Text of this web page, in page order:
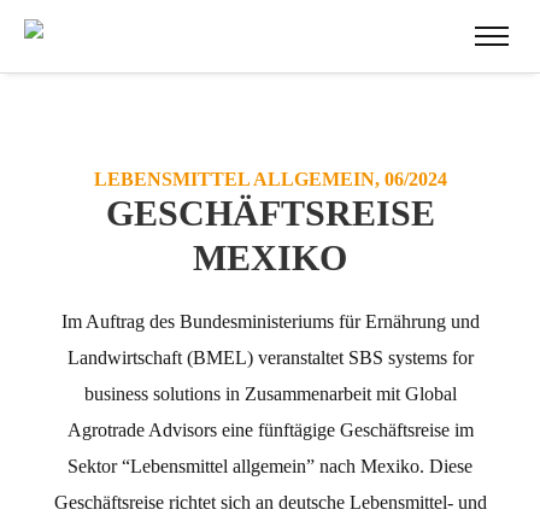
LEBENSMITTEL ALLGEMEIN, 06/2024
GESCHÄFTSREISE
MEXIKO
Im Auftrag des Bundesministeriums für Ernährung und
Landwirtschaft (BMEL) veranstaltet SBS systems for
business solutions in Zusammenarbeit mit Global
Agrotrade Advisors eine fünftägige Geschäftsreise im
Sektor “Lebensmittel allgemein” nach Mexiko. Diese
Geschäftsreise richtet sich an deutsche Lebensmittel- und